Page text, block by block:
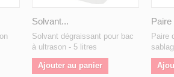
Solvant...
Solvant dégraissant pour bac
à ultrason - 5 litres
Ajouter au panier
Paire
Paire